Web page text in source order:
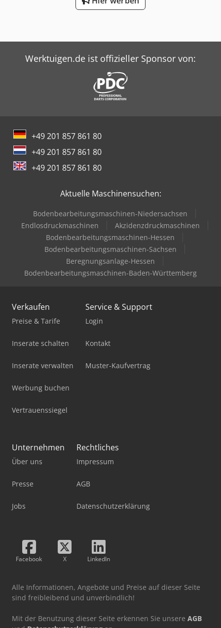
Werktuigen.de ist offizieller Sponsor von:
+49 201 857 861 80
+49 201 857 861 80
+49 201 857 861 80
Aktuelle Maschinensuchen:
Bodenbearbeitungsmaschinen-Niedersachsen
Endlosdruckmaschinen
Akzidenzdruckmaschinen
Bodenbearbeitungsmaschinen-Hessen
Bodenbearbeitungsmaschinen-Sachsen
Beregnungsanlage-Hessen
Bodenbearbeitungsmaschinen-Baden-Württemberg
Verkaufen
Preise & Tarife
Inserate schalten
Inserate verwalten
Werbung buchen
Vertrauenssiegel
Service & Support
Login
Kontakt
Muster-Kaufvertrag
Unternehmen
Über uns
Presse
Jobs
Rechtliches
Impressum
AGB
Datenschutzerklärung
Facebook X LinkedIn
Alle Informationen, Angebote und Preise auf dieser Seite
sind freibleibend und unverbindlich!
Mit der Benutzung dieser Seite erkennen Sie unsere AGB